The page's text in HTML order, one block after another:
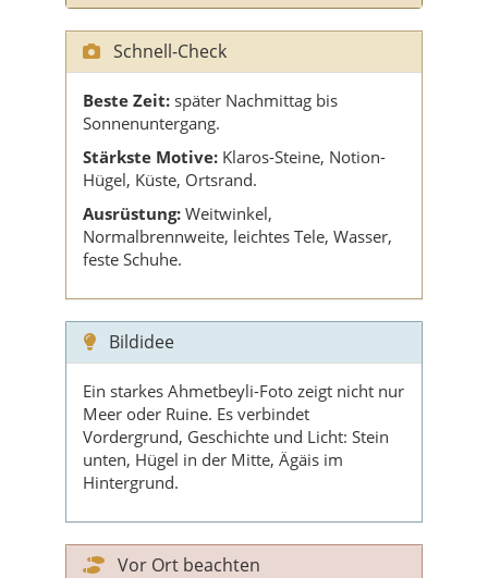
Schnell-Check
Beste Zeit: später Nachmittag bis
Sonnenuntergang.
Stärkste Motive: Klaros-Steine, Notion-
Hügel, Küste, Ortsrand.
Ausrüstung: Weitwinkel,
Normalbrennweite, leichtes Tele, Wasser,
feste Schuhe.
Bildidee
Ein starkes Ahmetbeyli-Foto zeigt nicht nur
Meer oder Ruine. Es verbindet
Vordergrund, Geschichte und Licht: Stein
unten, Hügel in der Mitte, Ägäis im
Hintergrund.
Vor Ort beachten